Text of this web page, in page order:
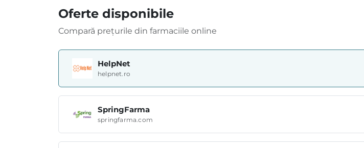
Oferte disponibile
Compară prețurile din farmaciile online
HelpNet
helpnet.ro
SpringFarma
springfarma.com